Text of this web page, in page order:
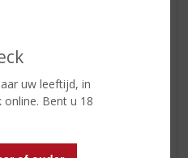
uw leeftijd, in
online. Bent u 18